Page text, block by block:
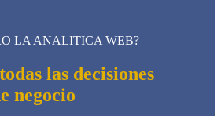
LA ANALITICA WEB?
las decisiones
negocio